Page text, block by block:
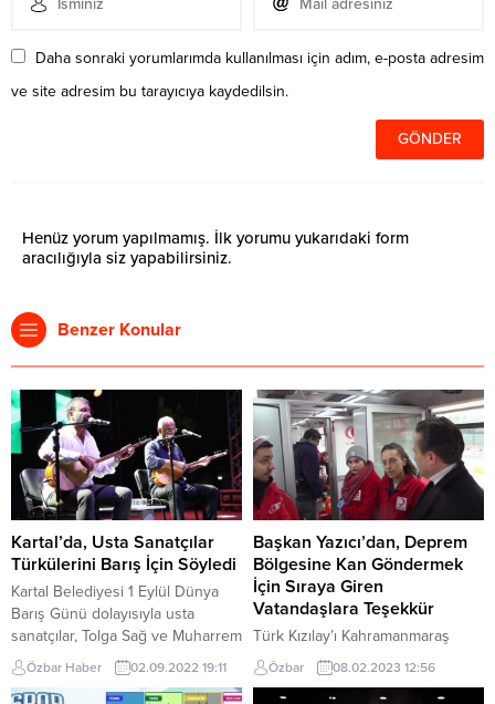
Daha sonraki yorumlarımda kullanılması için adım, e-posta adresim
ve site adresim bu tarayıcıya kaydedilsin.
Henüz yorum yapılmamış. İlk yorumu yukarıdaki form
aracılığıyla siz yapabilirsiniz.
Benzer Konular
Kartal’da, Usta Sanatçılar
Türkülerini Barış İçin Söyledi
Kartal Belediyesi 1 Eylül Dünya
Barış Günü dolayısıyla usta
sanatçılar, Tolga Sağ ve Muharrem
Temiz’in sahne aldığı ‘Barışa
Türküler’ konserine ev sahipliği
Özbar Haber 02.09.2022 19:11
Başkan Yazıcı’dan, Deprem
Bölgesine Kan Göndermek
İçin Sıraya Giren
Vatandaşlara Teşekkür
Türk Kızılay’ı Kahramanmaraş
Pazarcık ilçesi merkezli meydana
gelen 7,7 büyüklüğündeki
Özbar 08.02.2023 12:56